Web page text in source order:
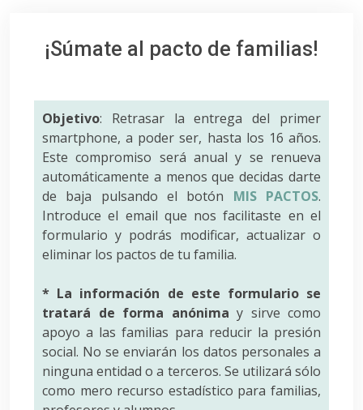
¡Súmate al pacto de familias!
Objetivo: Retrasar la entrega del primer
smartphone, a poder ser, hasta los 16 años.
Este compromiso será anual y se renueva
automáticamente a menos que decidas darte
de baja pulsando el botón MIS PACTOS.
Introduce el email que nos facilitaste en el
formulario y podrás modificar, actualizar o
eliminar los pactos de tu familia.
* La información de este formulario se
tratará de forma anónima y sirve como
apoyo a las familias para reducir la presión
social. No se enviarán los datos personales a
ninguna entidad o a terceros. Se utilizará sólo
como mero recurso estadístico para familias,